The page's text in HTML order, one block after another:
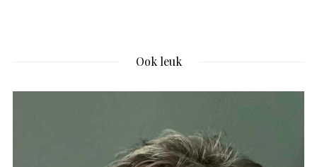
Ook leuk